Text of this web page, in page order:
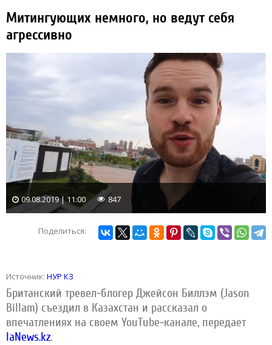
Митингующих немного, но ведут себя
агрессивно
09.08.2019 | 11:00 847
Поделиться:
Источник: НУР КЗ
Британский тревел-блогер Джейсон Биллэм (Jason
Billam) съездил в Казахстан и рассказал о
впечатлениях на своем YouTube-канале, передает
IaNews.kz.